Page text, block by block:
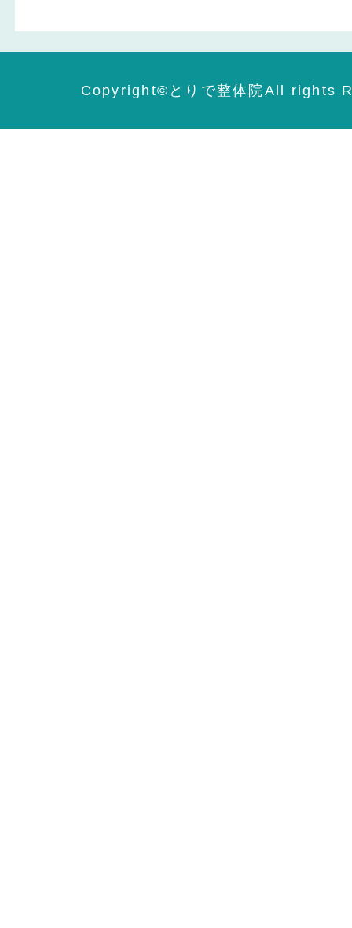
Copyright©️とりで整体院All rights